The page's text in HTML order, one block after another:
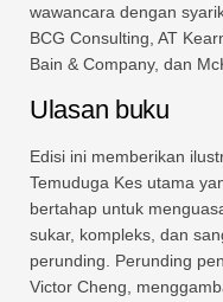
wawancara dengan
BCG Consulting, AT
Bain & Company, dan
Ulasan buku
Edisi ini memberikan
Temuduga Kes utama
bertahap untuk
sukar, kompleks, dan
perunding. Perunding
Victor Cheng,